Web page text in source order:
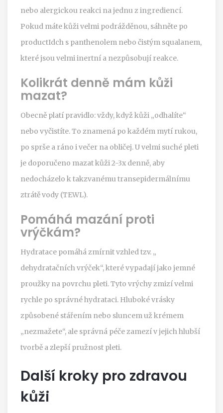
nebo alergickou reakci na jednu z ingrediencí.
Pokud máte kůži velmi podrážděnou, sáhněte po
productIdch s panthenolem nebo čistým squalanem,
které jsou velmi inertní a nezpůsobují reakce.
Kolikrát denně mám kůži
mazat?
Obecně platí pravidlo: vždy, když kůži „odhalíte“
nebo vyčistíte. To znamená po každém mytí rukou,
po sprše a ráno i večer na obličej. U velmi suché pleti
je doporučeno mazat kůži 2-3x denně, aby
nedocházelo k takzvanému transepidermálnímu
ztrátě vody (TEWL).
Pomáhá mazání proti
vrýčkám?
Hydratace pomáhá zmírnit vzhled tzv. „
dehydratačních vrýček“, které vypadají jako jemné
proužky na povrchu pleti. Tyto vrýchy zmizí velmi
rychle po správné hydrataci. Hluboké vrásky
způsobené stářením nebo sluncem už krémem
„nezmažete“, ale správná péče zamezí v jejich hlubší
tvorbě a zlepší pružnost pleti.
Další kroky pro zdravou
kůži